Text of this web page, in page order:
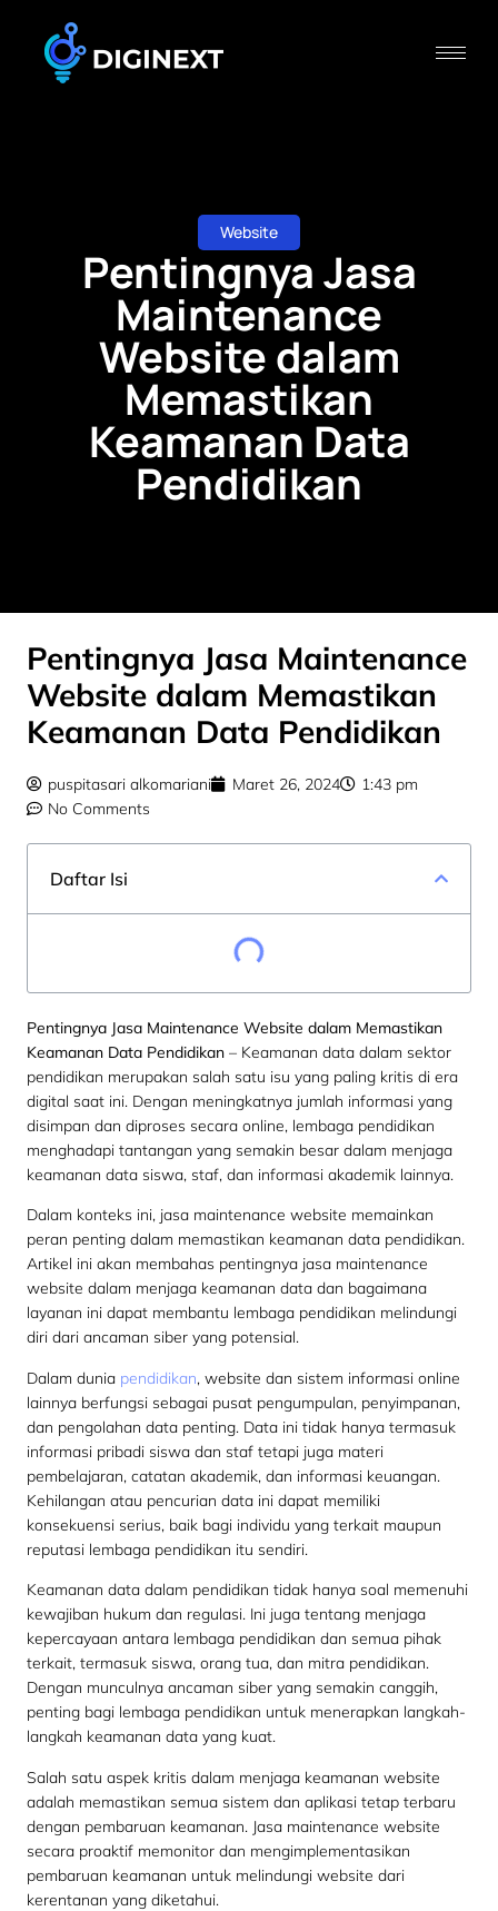
Website
Pentingnya Jasa
Maintenance
Website dalam
Memastikan
Keamanan Data
Pendidikan
Pentingnya Jasa Maintenance
Website dalam Memastikan
Keamanan Data Pendidikan
puspitasari alkomariani Maret 26, 2024
1:43 pm
No Comments
Daftar Isi
Pentingnya Jasa Maintenance Website dalam Memastikan
Keamanan Data Pendidikan – Keamanan data dalam sektor
pendidikan merupakan salah satu isu yang paling kritis di era
digital saat ini. Dengan meningkatnya jumlah informasi yang
disimpan dan diproses secara online, lembaga pendidikan
menghadapi tantangan yang semakin besar dalam menjaga
keamanan data siswa, staf, dan informasi akademik lainnya.
Dalam konteks ini, jasa maintenance website memainkan
peran penting dalam memastikan keamanan data pendidikan.
Artikel ini akan membahas pentingnya jasa maintenance
website dalam menjaga keamanan data dan bagaimana
layanan ini dapat membantu lembaga pendidikan melindungi
diri dari ancaman siber yang potensial.
Dalam dunia pendidikan, website dan sistem informasi online
lainnya berfungsi sebagai pusat pengumpulan, penyimpanan,
dan pengolahan data penting. Data ini tidak hanya termasuk
informasi pribadi siswa dan staf tetapi juga materi
pembelajaran, catatan akademik, dan informasi keuangan.
Kehilangan atau pencurian data ini dapat memiliki
konsekuensi serius, baik bagi individu yang terkait maupun
reputasi lembaga pendidikan itu sendiri.
Keamanan data dalam pendidikan tidak hanya soal memenuhi
kewajiban hukum dan regulasi. Ini juga tentang menjaga
kepercayaan antara lembaga pendidikan dan semua pihak
terkait, termasuk siswa, orang tua, dan mitra pendidikan.
Dengan munculnya ancaman siber yang semakin canggih,
penting bagi lembaga pendidikan untuk menerapkan langkah-
langkah keamanan data yang kuat.
Salah satu aspek kritis dalam menjaga keamanan website
adalah memastikan semua sistem dan aplikasi tetap terbaru
dengan pembaruan keamanan. Jasa maintenance website
secara proaktif memonitor dan mengimplementasikan
pembaruan keamanan untuk melindungi website dari
kerentanan yang diketahui.